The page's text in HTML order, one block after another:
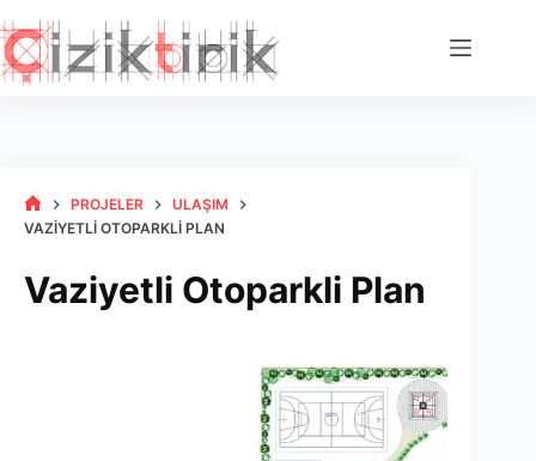
Skip
to
content
HOME
PROJELER
ULAŞIM
VAZIYETLI OTOPARKLI PLAN
Vaziyetli Otoparkli Plan